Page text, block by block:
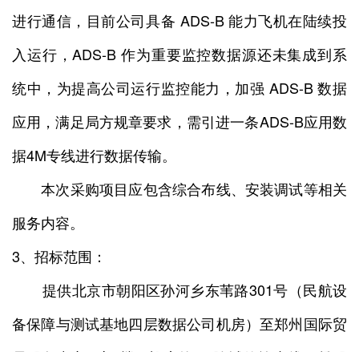
进行通信，目前公司具备 ADS-B 能力飞机在陆续投
入运行，ADS-B 作为重要监控数据源还未集成到系
统中，为提高公司运行监控能力，加强 ADS-B 数据
应用，满足局方规章要求，需引进一条ADS-B应用数
据4M专线进行数据传输。
本次采购项目应包含综合布线、安装调试等相关
服务内容。
3、招标范围：
提供北京市朝阳区孙河乡东苇路301号（民航设
备保障与测试基地四层数据公司机房）至郑州国际贸